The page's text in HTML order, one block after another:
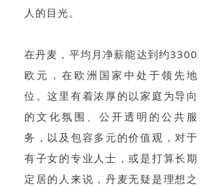
人的目光。
在丹麦，平均月净薪能达到约3300
欧元，在欧洲国家中处于领先地
位。这里有着浓厚的以家庭为导向
的文化氛围、公开透明的公共服
务，以及包容多元的价值观，对于
有子女的专业人士，或是打算长期
定居的人来说，丹麦无疑是理想之